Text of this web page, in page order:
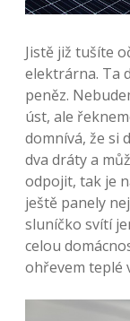
Jistě již tušíte
elektrárna. Ta
peněz.
úst, ale
domnívá, že si
dva dráty a
odpojit, tak je
ještě panely
sluníčko svítí
celou
ohřevem teplé